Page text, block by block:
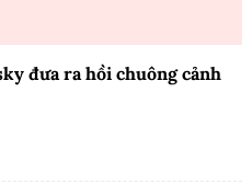
đưa ra hồi chuông cảnh